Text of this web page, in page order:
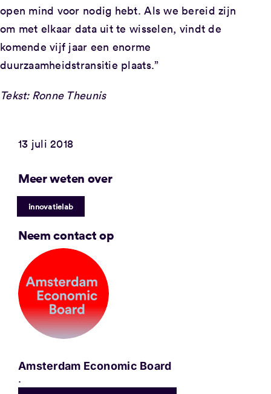
open mind voor nodig hebt. Als we bereid zijn
om met elkaar data uit te wisselen, vindt de
komende vijf jaar een enorme
duurzaamheidstransitie plaats.”
Tekst: Ronne Theunis
13 juli 2018
Meer weten over
innovatielab
Neem contact op
Amsterdam Economic Board
.